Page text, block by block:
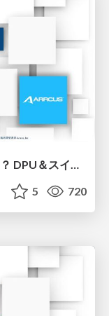
データプレーンプログラミングとは？ DPU＆スイッチASICの開発経験から語る
5 720